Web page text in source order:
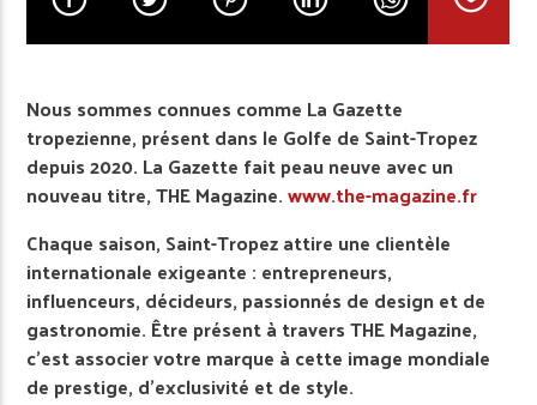
Nous sommes connues comme La Gazette
tropezienne, présent dans le Golfe de Saint-Tropez
depuis 2020. La Gazette fait peau neuve avec un
nouveau titre, THE Magazine.www.the-magazine.fr
Chaque saison, Saint-Tropez attire une clientèle
internationale exigeante : entrepreneurs,
influenceurs, décideurs, passionnés de design et de
gastronomie. Être présent à travers THE Magazine,
c’est associer votre marque à cette image mondiale
de prestige, d’exclusivité et de style.